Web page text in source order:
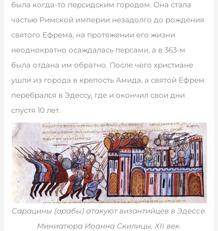
была когда-то персидским городом. Она стала
частью Римской империи незадолго до рождения
святого Ефрема, на протяжении его жизни
неоднократно осаждалась персами, а в 363-м
была отдана им обратно. После чего христиане
ушли из города в крепость Амида, а святой Ефрем
перебрался в Эдессу, где и окончил свои дни
спустя 10 лет.
Сарацины (арабы) атакуют византийцев в Эдессе.
Миниатюра Иоанна Скилицы, XII век.